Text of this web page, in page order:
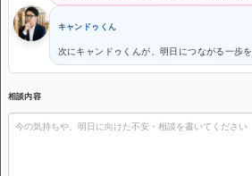
キャンドゥくん
次にキャンドゥくんが、明日につながる一歩を
相談内容